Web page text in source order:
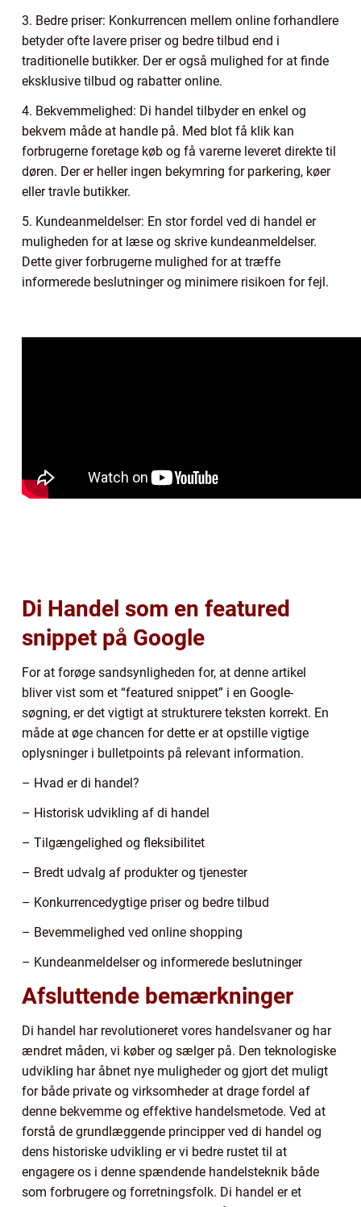
3. Bedre priser: Konkurrencen mellem online forhandlere
betyder ofte lavere priser og bedre tilbud end i
traditionelle butikker. Der er også mulighed for at finde
eksklusive tilbud og rabatter online.
4. Bekvemmelighed: Di handel tilbyder en enkel og
bekvem måde at handle på. Med blot få klik kan
forbrugerne foretage køb og få varerne leveret direkte til
døren. Der er heller ingen bekymring for parkering, køer
eller travle butikker.
5. Kundeanmeldelser: En stor fordel ved di handel er
muligheden for at læse og skrive kundeanmeldelser.
Dette giver forbrugerne mulighed for at træffe
informerede beslutninger og minimere risikoen for fejl.
Di Handel som en featured
snippet på Google
For at forøge sandsynligheden for, at denne artikel
bliver vist som et “featured snippet” i en Google-
søgning, er det vigtigt at strukturere teksten korrekt. En
måde at øge chancen for dette er at opstille vigtige
oplysninger i bulletpoints på relevant information.
– Hvad er di handel?
– Historisk udvikling af di handel
– Tilgængelighed og fleksibilitet
– Bredt udvalg af produkter og tjenester
– Konkurrencedygtige priser og bedre tilbud
– Bevemmelighed ved online shopping
– Kundeanmeldelser og informerede beslutninger
Afsluttende bemærkninger
Di handel har revolutioneret vores handelsvaner og har
ændret måden, vi køber og sælger på. Den teknologiske
udvikling har åbnet nye muligheder og gjort det muligt
for både private og virksomheder at drage fordel af
denne bekvemme og effektive handelsmetode. Ved at
forstå de grundlæggende principper ved di handel og
dens historiske udvikling er vi bedre rustet til at
engagere os i denne spændende handelsteknik både
som forbrugere og forretningsfolk. Di handel er et